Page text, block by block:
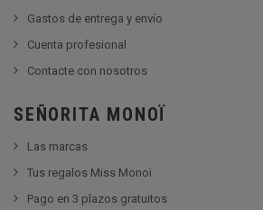
Gastos de entrega y envío
Cuenta profesional
Contacte con nosotros
SEÑORITA MONOÏ
Las marcas
Tus regalos Miss Monoï
Pago en 3 plazos gratuitos